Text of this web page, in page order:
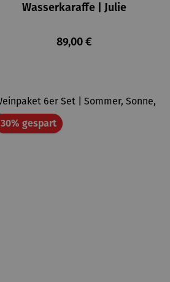
Wasserkaraffe | Julie
Regulärer Preis:
89,00 €
30% gespartRabatt